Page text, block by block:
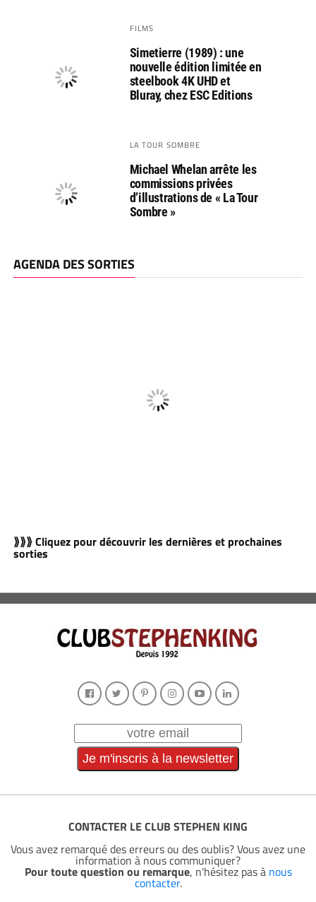
FILMS
Simetierre (1989) : une
nouvelle édition limitée en
steelbook 4K UHD et
Bluray, chez ESC Editions
LA TOUR SOMBRE
Michael Whelan arrête les
commissions privées
d’illustrations de « La Tour
Sombre »
AGENDA DES SORTIES
⟫⟫⟫ Cliquez pour découvrir les dernières et prochaines
sorties
CONTACTER LE CLUB STEPHEN KING
Vous avez remarqué des erreurs ou des oublis? Vous avez une
information à nous communiquer?
Pour toute question ou remarque, n'hésitez pas à nous
contacter.